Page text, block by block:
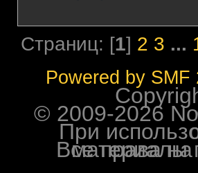
Страниц: [1] 2 3 ...
Powered by SMF
Все права на